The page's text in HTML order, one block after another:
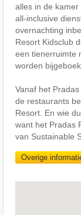
alles in de
all-inclusive
overnachting
Resort Kidsclub
een tienerruimte
worden
Vanaf het
de restaurants
Resort. En wie
want het Pradas
van Sustainable
Overige